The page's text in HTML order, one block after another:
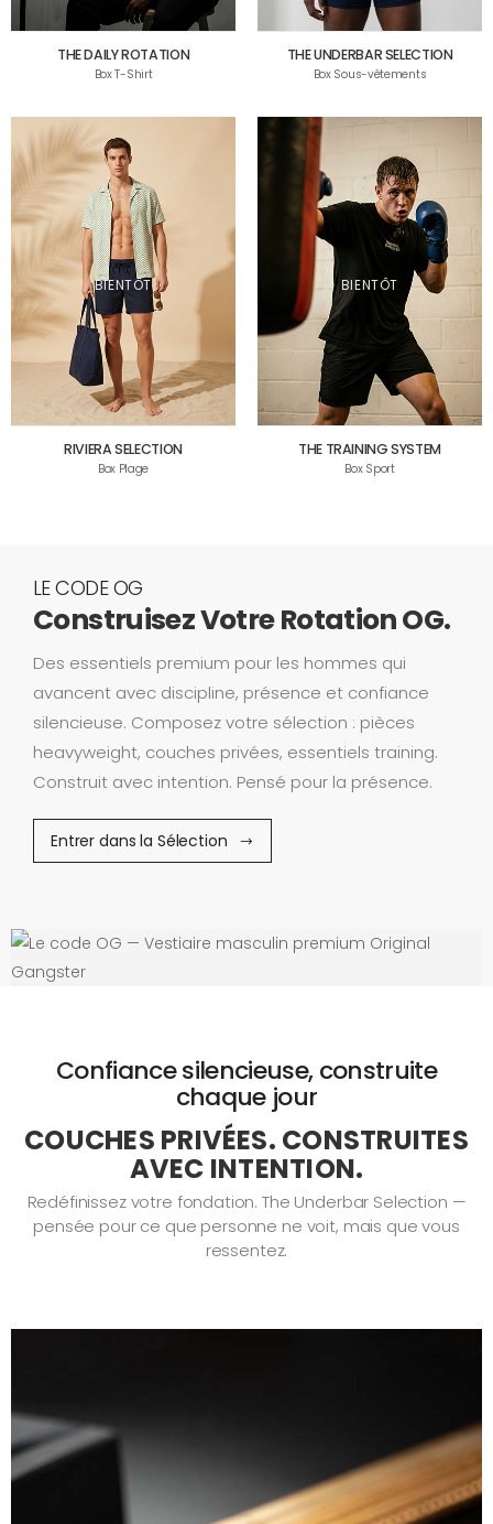
THE DAILY ROTATION
Box T-Shirt
THE UNDERBAR SELECTION
Box Sous-vêtements
BIENTÔT
RIVIERA SELECTION
Box Plage
BIENTÔT
THE TRAINING SYSTEM
Box Sport
LE CODE OG
Construisez Votre Rotation OG.
Des essentiels premium pour les hommes qui
avancent avec discipline, présence et confiance
silencieuse. Composez votre sélection : pièces
heavyweight, couches privées, essentiels training.
Construit avec intention. Pensé pour la présence.
Entrer dans la Sélection
Confiance silencieuse, construite
chaque jour
COUCHES PRIVÉES. CONSTRUITES
AVEC INTENTION.
Redéfinissez votre fondation. The Underbar Selection —
pensée pour ce que personne ne voit, mais que vous
ressentez.